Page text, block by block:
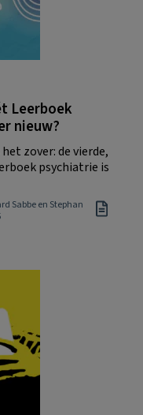
Leerboek
nieuw?
zover: de vierde,
psychiatrie is
Sabbe en Stephan